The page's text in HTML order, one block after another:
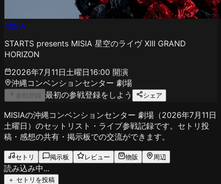
MISIA
STARTS presents MISIA 星空のライヴ XIII GRAND
HORIZON
2026年7月11日土曜日16:00 開演
沖縄コンベンションセンター 劇場
参戦登録 最初の参戦登録をしよう シェア
MISIAの沖縄コンベンションセンター 劇場（2026年7月11日
土曜日）のセットリスト・ライブ参戦記録です。セトリ投
稿・感想の共有・掲示板での交流ができます。
セトリ 掲示板 レビュー 物販 周辺
読み込み中...
＋ セトリを投稿